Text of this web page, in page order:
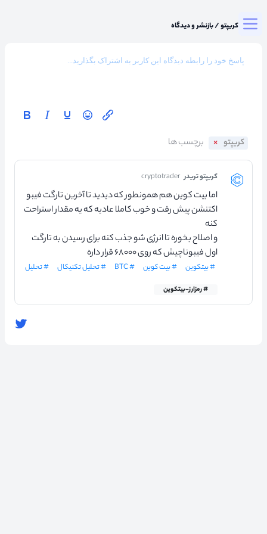
میزگرد کریپتو/بازنشر و دیدگاه
کریپتو
کریپتو تریدر cryptotrader
اما بیت کوین هم همونطور که دیدید تا آخرین تارگت فیبو
اکتنشن پیش رفت و خوب کاملا عادیه که یه مقدار استراحت
کنه
و اصلاح بخوره تا انرژی شو جذب کنه برای رسیدن به تارگت
اول فیبوناچیش که روی ۶۸۰۰۰ قرار داره
# بیتکوین # بیت کوین # BTC # تحلیل تکنیکال # تحلیل
# رمزارز-بیتکوین